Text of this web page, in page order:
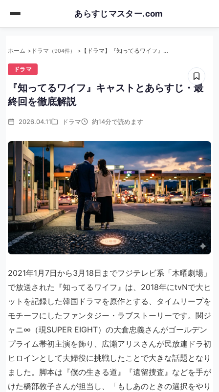
content
あらすじマスター.com
ホーム ドラマ （904件） 【ドラマ】『知ってるワイフ』キャストとあらすじ・最終回を徹底解説
ドラマ
『知ってるワイフ』キャストとあらすじ・最
終回を徹底解説
2026.04.11 ドラマ 約14分で読めます
2021年1月7日から3月18日までフジテレビ系「木曜劇場」
で放送された『知ってるワイフ』は、2018年にtvNで大ヒ
ットを記録した韓国ドラマを原作とする、タイムリープを
モチーフにしたファンタジー・ラブストーリーです。関ジ
ャニ∞（現SUPER EIGHT）の大倉忠義さんがゴールデン
プライム帯初主演を飾り、広瀬アリスさんが民放連ドラ初
ヒロインとして夫婦役に挑戦したことで大きな話題となり
ました。脚本は『僕の生きる道』『遺留捜査』などを手が
けた橋部敦子さんが担当し、「もしあのときの選択をやり